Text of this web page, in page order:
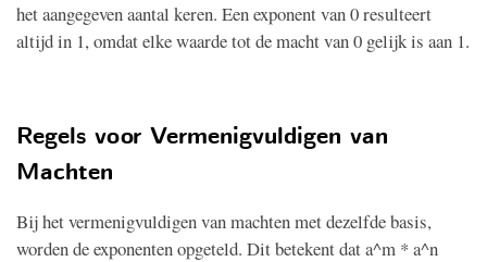
het aangegeven aantal keren. Een exponent van 0 resulteert
altijd in 1, omdat elke waarde tot de macht van 0 gelijk is aan 1.
Regels voor Vermenigvuldigen van
Machten
Bij het vermenigvuldigen van machten met dezelfde basis,
worden de exponenten opgeteld. Dit betekent dat a^m * a^n